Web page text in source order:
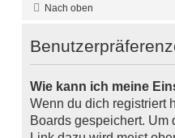
Nach oben
Wie kann ich meine
Wenn du dich registriert
Boards gespeichert. Um